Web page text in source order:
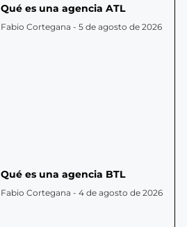
Qué es una agencia ATL
Fabio Cortegana 5 de agosto de 2026
Qué es una agencia BTL
Fabio Cortegana 4 de agosto de 2026